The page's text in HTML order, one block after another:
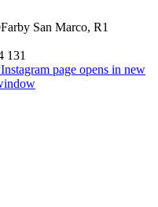
Farby San Marco, R1
131
Instagram page opens in new